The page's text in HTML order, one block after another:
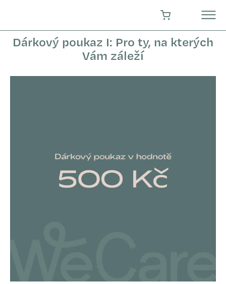
obsah
NÁKUPNÍ KOŠÍK
Dárkový poukaz I: Pro ty, na kterých
Vám záleží